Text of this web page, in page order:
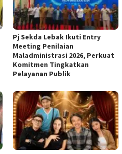
Pj Sekda Lebak Ikuti Entry
Meeting Penilaian
Maladministrasi 2026, Perkuat
Komitmen Tingkatkan
Pelayanan Publik